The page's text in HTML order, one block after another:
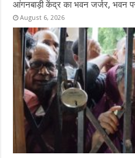
आंगनबाड़ी केंद्र का भवन जर्जर, भवन
August 6, 2026